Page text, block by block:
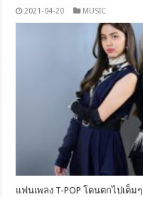
2021-04-20 MUSIC
แฟนเพลง T-POP โดนตกไปเต็ม